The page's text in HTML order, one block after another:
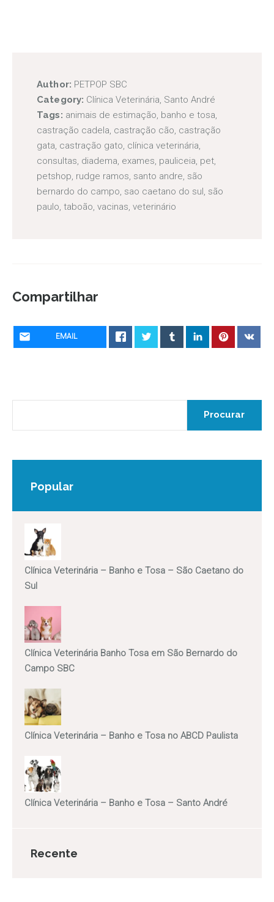
Author: PETPOP SBC
Category: Clínica Veterinária, Santo André
Tags: animais de estimação, banho e tosa,
castração cadela, castração cão, castração
gata, castração gato, clínica veterinária,
consultas, diadema, exames, pauliceia, pet,
petshop, rudge ramos, santo andre, são
bernardo do campo, sao caetano do sul, são
paulo, taboão, vacinas, veterinário
Compartilhar
EMAIL
Popular
Clínica Veterinária – Banho e Tosa – São Caetano do
Sul
Clínica Veterinária Banho Tosa em São Bernardo do
Campo SBC
Clínica Veterinária – Banho e Tosa no ABCD Paulista
Clínica Veterinária – Banho e Tosa – Santo André
Recente